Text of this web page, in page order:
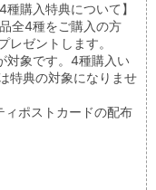
購入特典について】
全4種をご購入の方
レゼントします。
対象です。4種購入い
特典の対象になりませ
ポストカードの配布